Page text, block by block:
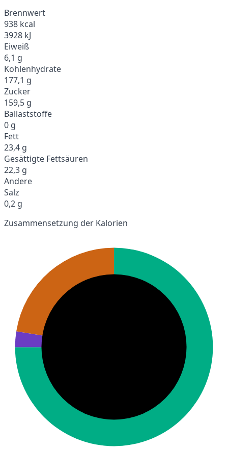
Brennwert
938 kcal
3928 kJ
Eiweiß
6,1 g
Kohlenhydrate
177,1 g
Zucker
159,5 g
Ballaststoffe
0 g
Fett
23,4 g
Gesättigte Fettsäuren
22,3 g
Andere
Salz
0,2 g
Zusammensetzung der Kalorien